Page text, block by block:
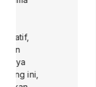
tidak
mudah
sehari-
diri
job desk
baru